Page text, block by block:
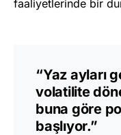
faaliyetlerinde bir
“Yaz ayları
volatilite
buna göre
başlıyor.”